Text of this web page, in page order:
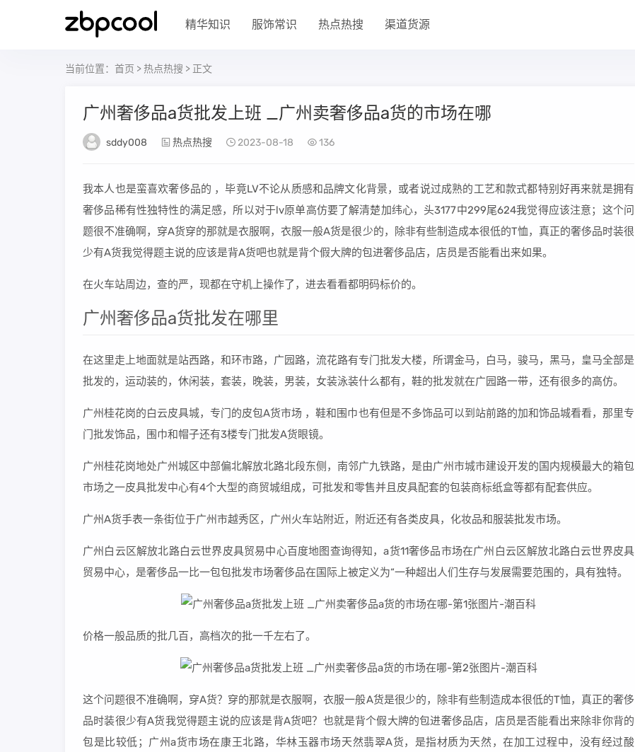
精华知识 服饰常识 热点热搜 渠道货源
当前位置： 首页 >热点热搜 > 正文
广州奢侈品a货批发上班 _广州卖奢侈品a货的市场在哪
sddy008 热点热搜 2023-08-18 136
我本人也是蛮喜欢奢侈品的 ，毕竟LV不论从质感和品牌文化背景，或者说过成熟的工艺和款式都特别好再来就是拥有
奢侈品稀有性独特性的满足感，所以对于lv原单高仿要了解清楚加纬心，头3177中299尾624我觉得应该注意；这个问
题很不准确啊，穿A货穿的那就是衣服啊，衣服一般A货是很少的，除非有些制造成本很低的T恤，真正的奢侈品时装很
少有A货我觉得题主说的应该是背A货吧也就是背个假大牌的包进奢侈品店，店员是否能看出来如果。
在火车站周边，查的严，现都在守机上操作了，进去看看都明码标价的。
广州奢侈品a货批发在哪里
在这里走上地面就是站西路，和环市路，广园路，流花路有专门批发大楼，所谓金马，白马，骏马，黑马，皇马全部是
批发的，运动装的，休闲装，套装，晚装，男装，女装泳装什么都有，鞋的批发就在广园路一带，还有很多的高仿。
广州桂花岗的白云皮具城，专门的皮包A货市场 ，鞋和围巾也有但是不多饰品可以到站前路的加和饰品城看看，那里专
门批发饰品，围巾和帽子还有3楼专门批发A货眼镜。
广州桂花岗地处广州城区中部偏北解放北路北段东侧，南邻广九铁路，是由广州市城市建设开发的国内规模最大的箱包
市场之一皮具批发中心有4个大型的商贸城组成，可批发和零售并且皮具配套的包装商标纸盒等都有配套供应。
广州A货手表一条街位于广州市越秀区，广州火车站附近，附近还有各类皮具，化妆品和服装批发市场。
广州白云区解放北路白云世界皮具贸易中心百度地图查询得知，a货11奢侈品市场在广州白云区解放北路白云世界皮具
贸易中心，是奢侈品一比一包包批发市场奢侈品在国际上被定义为“一种超出人们生存与发展需要范围的，具有独特。
价格一般品质的批几百，高档次的批一千左右了。
这个问题很不准确啊，穿A货？穿的那就是衣服啊，衣服一般A货是很少的，除非有些制造成本很低的T恤，真正的奢侈
品时装很少有A货我觉得题主说的应该是背A货吧？也就是背个假大牌的包进奢侈品店，店员是否能看出来除非你背的
包是比较低；广州a货市场在康王北路，华林玉器市场天然翡翠A货，是指材质为天然，在加工过程中，没有经过酸